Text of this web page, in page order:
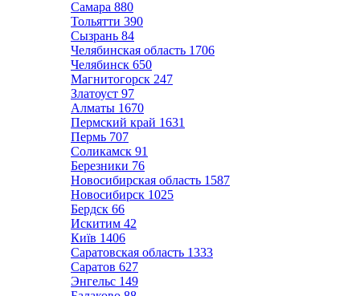
Самара 880
Тольятти 390
Сызрань 84
Челябинская область 1706
Челябинск 650
Магнитогорск 247
Златоуст 97
Алматы 1670
Пермский край 1631
Пермь 707
Соликамск 91
Березники 76
Новосибирская область 1587
Новосибирск 1025
Бердск 66
Искитим 42
Київ 1406
Саратовская область 1333
Саратов 627
Энгельс 149